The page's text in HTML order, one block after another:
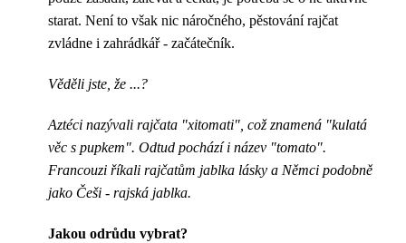
starat. Není to však nic náročného, pěstování rajčat
zvládne i zahrádkář - začátečník.
Věděli jste, že ...?
Aztéci nazývali rajčata "xitomati", což znamená "kulatá
věc s pupkem". Odtud pochází i název "tomato".
Francouzi říkali rajčatům jablka lásky a Němci podobně
jako Češi - rajská jablka.
Jakou odrůdu vybrat?